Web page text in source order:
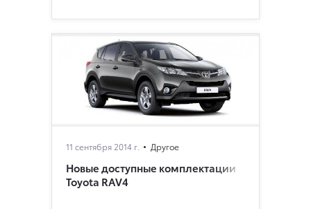
11 сентября 2014 г. Другое
Новые доступные комплектации
Toyota RAV4